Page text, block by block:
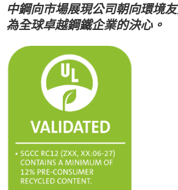
中鋼向市場展現公司朝向環境
為全球卓越鋼鐵企業的決心。